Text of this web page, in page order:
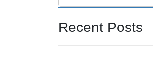
Recent Posts